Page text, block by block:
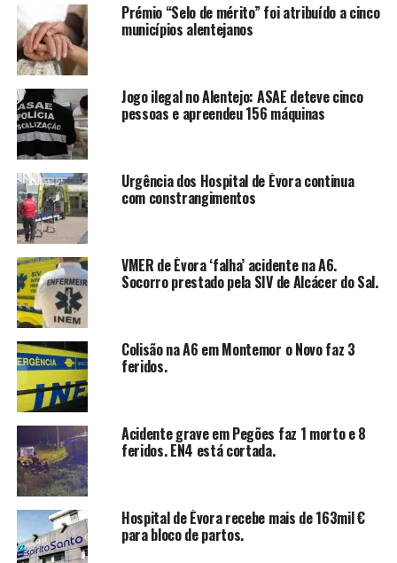
Prémio “Selo de mérito” foi atribuído a cinco
municípios alentejanos
Jogo ilegal no Alentejo: ASAE deteve cinco
pessoas e apreendeu 156 máquinas
Urgência dos Hospital de Évora continua
com constrangimentos
VMER de Évora ‘falha’ acidente na A6.
Socorro prestado pela SIV de Alcácer do Sal.
Colisão na A6 em Montemor o Novo faz 3
feridos.
Acidente grave em Pegões faz 1 morto e 8
feridos. EN4 está cortada.
Hospital de Évora recebe mais de 163mil €
para bloco de partos.